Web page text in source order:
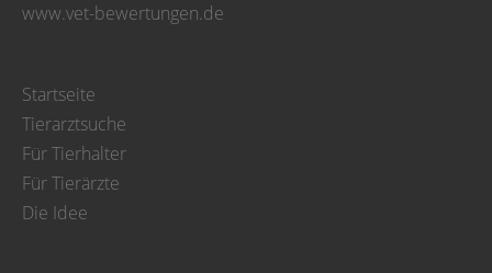
www.vet-bewertungen.de
Startseite
Tierarztsuche
Für Tierhalter
Für Tierärzte
Die Idee